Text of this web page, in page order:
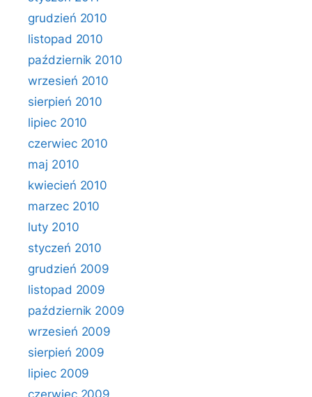
grudzień 2010
listopad 2010
październik 2010
wrzesień 2010
sierpień 2010
lipiec 2010
czerwiec 2010
maj 2010
kwiecień 2010
marzec 2010
luty 2010
styczeń 2010
grudzień 2009
listopad 2009
październik 2009
wrzesień 2009
sierpień 2009
lipiec 2009
czerwiec 2009